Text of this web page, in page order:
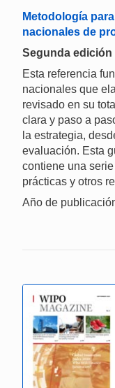
Metodología
nacionales de
Segunda edición
Esta referencia
nacionales que
revisado en su
clara y paso a
la estrategia,
evaluación. Esta
contiene una
prácticas y otros
Año de